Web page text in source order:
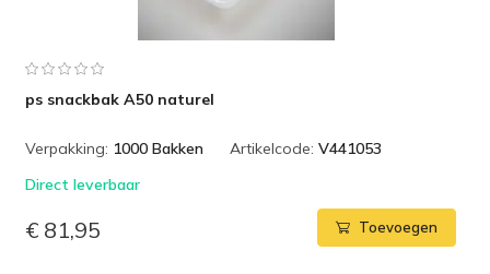
ps snackbak A50 naturel
Verpakking: 1000 Bakken Artikelcode: V441053
Direct leverbaar
€ 81,95 Toevoegen